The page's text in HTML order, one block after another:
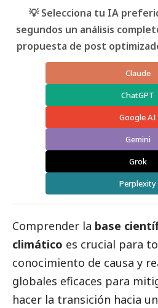
💡 Selecciona tu IA
segundos un análisis
propuesta de post
Claude
ChatGPT
Google AI
Gemini
Grok
Perplexity
Comprender la base
climático es crucial para
conocimiento de causa y
globales eficaces para
hacer la transición hacia un